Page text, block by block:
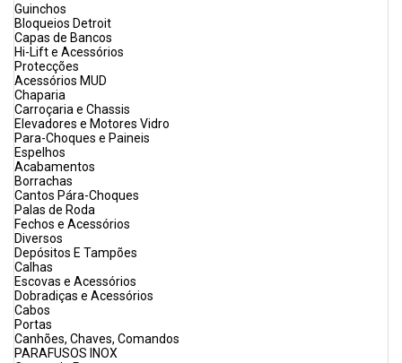
Guinchos
Bloqueios Detroit
Capas de Bancos
Hi-Lift e Acessórios
Protecções
Acessórios MUD
Chaparia
Carroçaria e Chassis
Elevadores e Motores Vidro
Para-Choques e Paineis
Espelhos
Acabamentos
Borrachas
Cantos Pára-Choques
Palas de Roda
Fechos e Acessórios
Diversos
Depósitos E Tampões
Calhas
Escovas e Acessórios
Dobradiças e Acessórios
Cabos
Portas
Canhões, Chaves, Comandos
PARAFUSOS INOX